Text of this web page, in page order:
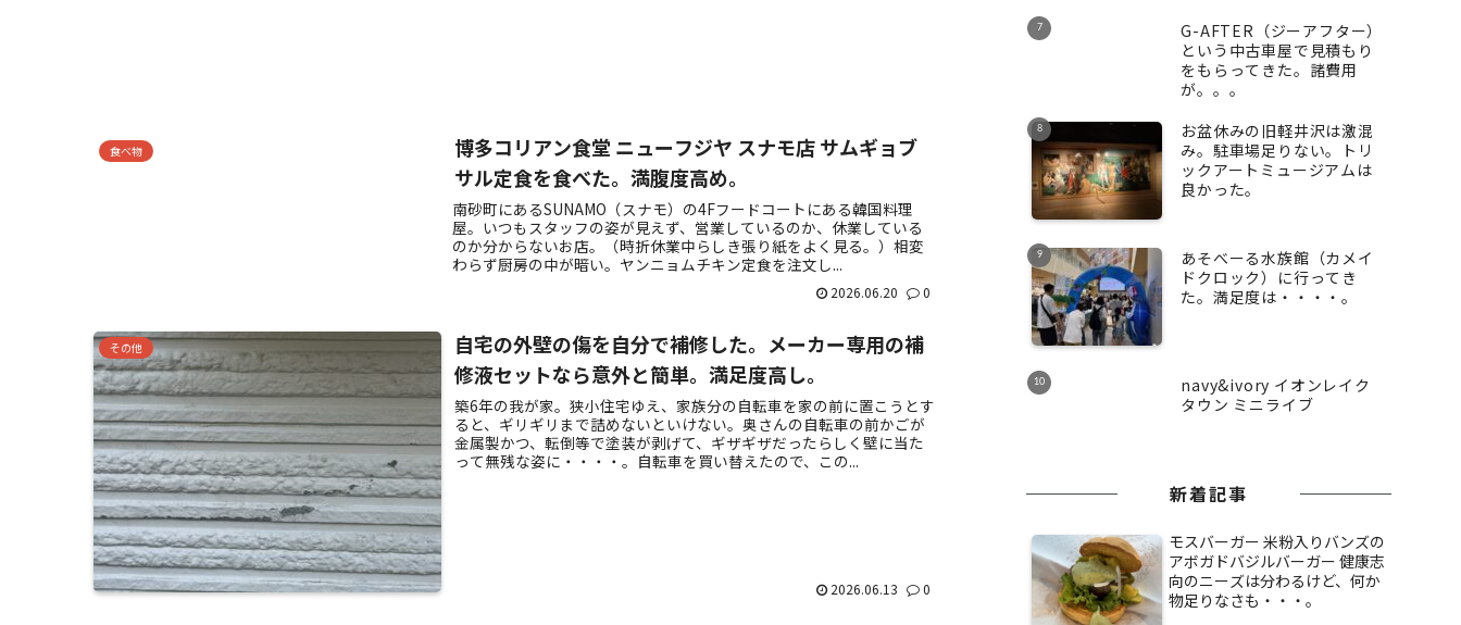
食べ物
博多コリアン食堂 ニューフジヤ スナモ店 サムギョブ
サル定食を食べた。満腹度高め。
南砂町にあるSUNAMO（スナモ）の4Fフードコートにある韓国料理
屋。いつもスタッフの姿が見えず、営業しているのか、休業している
のか分からないお店。（時折休業中らしき張り紙をよく見る。）相変
わらず厨房の中が暗い。ヤンニョムチキン定食を注文し...
2026.06.20 0
その他
自宅の外壁の傷を自分で補修した。メーカー専用の補
修液セットなら意外と簡単。満足度高し。
築6年の我が家。狭小住宅ゆえ、家族分の自転車を家の前に置こうとす
ると、ギリギリまで詰めないといけない。奥さんの自転車の前かごが
金属製かつ、転倒等で塗装が剥げて、ギザギザだったらしく壁に当た
って無残な姿に・・・・。自転車を買い替えたので、この...
2026.06.13 0
G-AFTER（ジーアフター）
という中古車屋で見積もり
をもらってきた。諸費用
が。。。
お盆休みの旧軽井沢は激混
み。駐車場足りない。トリ
ックアートミュージアムは
良かった。
あそべーる水族館（カメイ
ドクロック）に行ってき
た。満足度は・・・・。
navy&ivory イオンレイク
タウン ミニライブ
新着記事
モスバーガー 米粉入りバンズの
アボガドバジルバーガー 健康志
向のニーズは分わるけど、何か
物足りなさも・・・。